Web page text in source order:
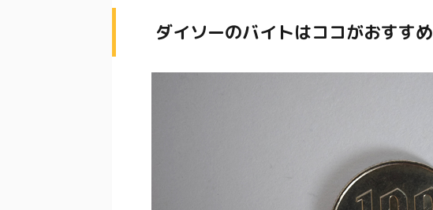
ダイソーのバイトはココがおすすめ